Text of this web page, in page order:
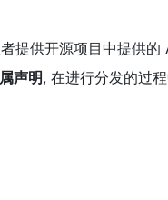
提供开源项目中提供
声明, 在进行分发的过程